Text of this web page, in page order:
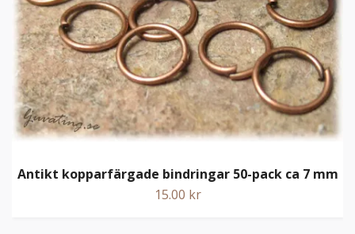
Antikt kopparfärgade bindringar 50-pack ca 7 mm
15.00 kr